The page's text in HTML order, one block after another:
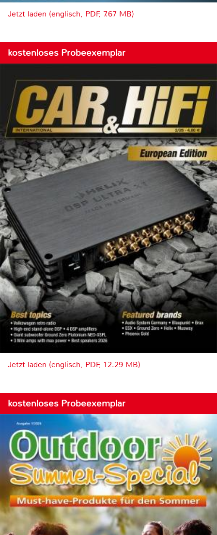
Jetzt laden (englisch, PDF, 7.67 MB)
kostenloses Probeexemplar
Jetzt laden (englisch, PDF, 12.29 MB)
kostenloses Probeexemplar